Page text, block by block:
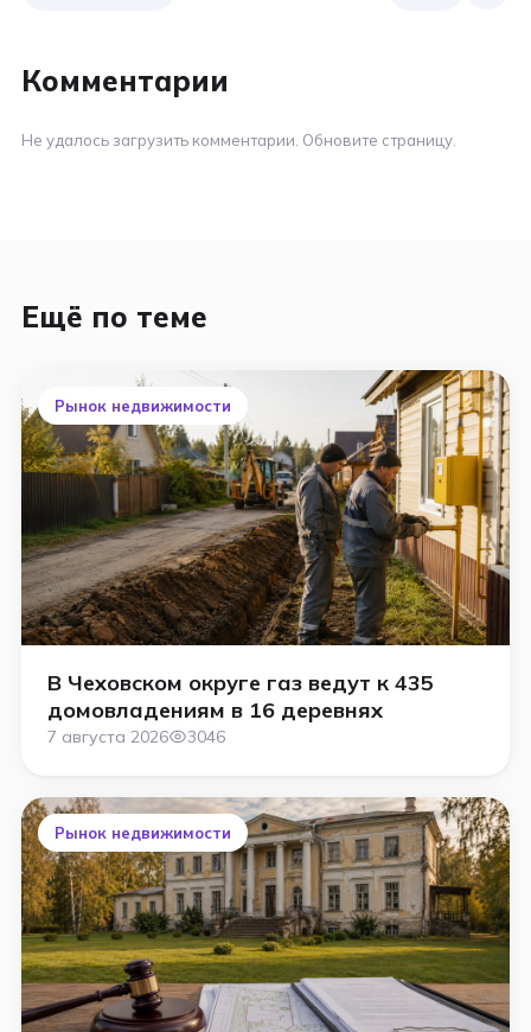
Комментарии
Не удалось загрузить комментарии. Обновите страницу.
Ещё по теме
Рынок недвижимости
В Чеховском округе газ ведут к 435
домовладениям в 16 деревнях
7 августа 2026 3046
Рынок недвижимости